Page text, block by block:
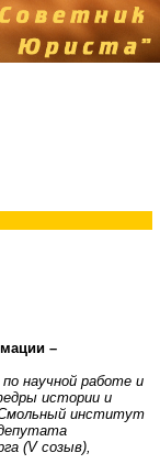
–
научной работе и
истории и
институт
(V созыв),